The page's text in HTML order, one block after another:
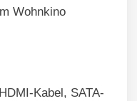
Wohnkino
Kabel, SATA-